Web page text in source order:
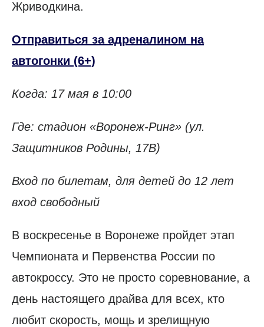
Жриводкина.
Отправиться за адреналином на
автогонки (6+)
Когда: 17 мая в 10:00
Где: стадион «Воронеж-Ринг» (ул.
Защитников Родины, 17В)
Вход по билетам, для детей до 12 лет
вход свободный
В воскресенье в Воронеже пройдет этап
Чемпионата и Первенства России по
автокроссу. Это не просто соревнование, а
день настоящего драйва для всех, кто
любит скорость, мощь и зрелищную